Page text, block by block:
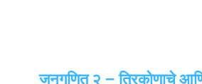
जनगणित २ – त्रिकोणाचे